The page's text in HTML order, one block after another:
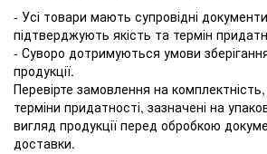
- Усі товари мають супровідні
підтверджують якість та термін
- Суворо дотримуються умови
продукції.
Перевірте замовлення на комплектність,
терміни придатності, зазначені на
вигляд продукції перед обробкою
доставки.